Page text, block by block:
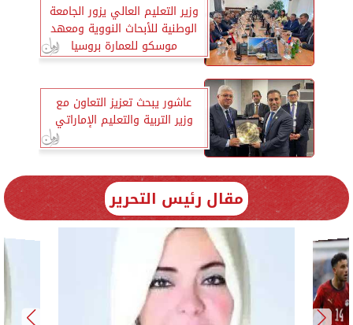
وزير التعليم العالي يزور الجامعة
الوطنية للأبحاث النووية ومعهد
موسكو للعمارة بروسيا
عاشور يبحث تعزيز التعاون مع
وزير التربية والتعليم الإماراتي
مقال رئيس التحرير